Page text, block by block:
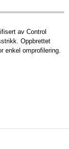
av Control
Oppbrettet
enkel omprofilering.